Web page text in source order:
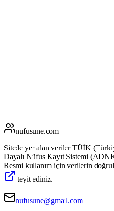
nufusune.com
Sitede yer alan veriler TÜİK
Dayalı Nüfus Kayıt Sistemi
Resmi kullanım için verilerin
teyit ediniz.
nufusune@gmail.com